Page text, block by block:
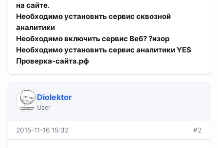
на сайте.
Необходимо установить сервис сквозной
аналитики
Необходимо включить сервис Веб? ?изор
Необходимо установить сервис аналитики YES
Проверка-сайта.рф
Diolektor
User
2015-11-16 15:32 #2